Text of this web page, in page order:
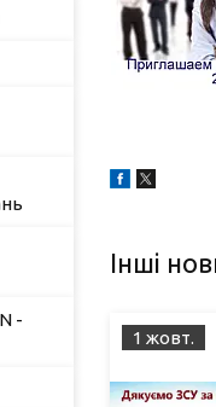
Інші
1 жовт.
-